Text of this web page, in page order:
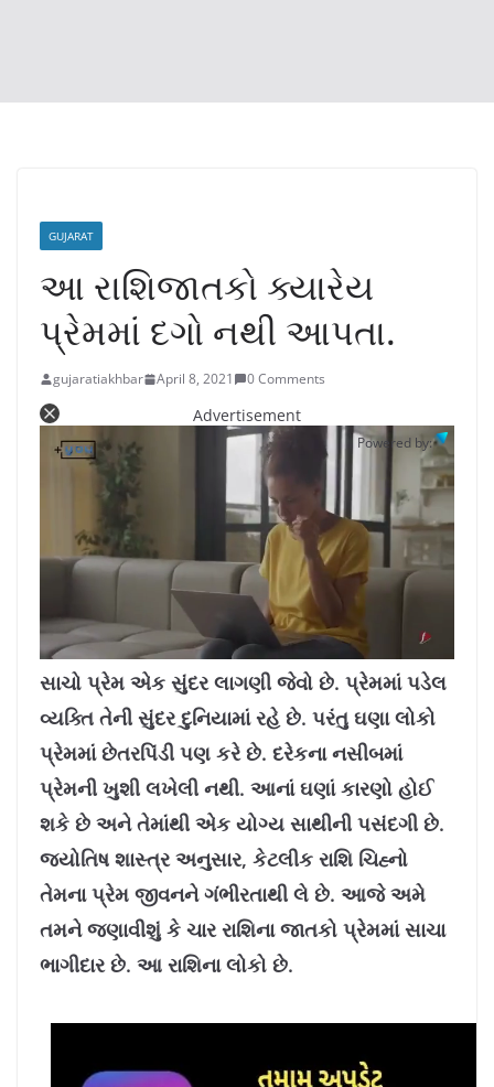
GUJARAT
આ રાશિજાતકો ક્યારેય
પ્રેમમાં દગો નથી આપતા.
gujaratiakhbar April 8, 2021 0 Comments
Advertisement
Powered by:
U
n
u
t
L
d
e
:
9
2
1
સાચો પ્રેમ એક સુંદર લાગણી જેવો છે. પ્રેમમાં પડેલ
વ્યક્તિ તેની સુંદર દુનિયામાં રહે છે. પરંતુ ઘણા લોકો
પ્રેમમાં છેતરપિંડી પણ કરે છે. દરેકના નસીબમાં
પ્રેમની ખુશી લખેલી નથી. આનાં ઘણાં કારણો હોઈ
શકે છે અને તેમાંથી એક યોગ્ય સાથીની પસંદગી છે.
જ્યોતિષ શાસ્ત્ર અનુસાર, કેટલીક રાશિ ચિહ્નો
તેમના પ્રેમ જીવનને ગંભીરતાથી લે છે. આજે અમે
તમને જણાવીશું કે ચાર રાશિના જાતકો પ્રેમમાં સાચા
ભાગીદાર છે. આ રાશિના લોકો છે.